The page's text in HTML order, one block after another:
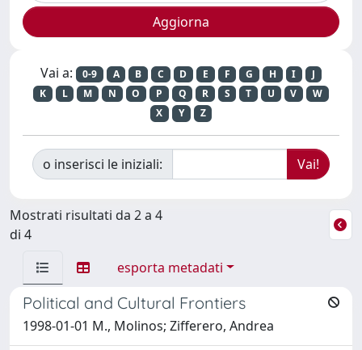
Vai a: 0-9 A B C D E F G H I
J
K
L M N O P Q R S T U V
W
X
Y Z
o inserisci le iniziali:
Mostrati risultati da 2 a 4
di 4
esporta metadati
Political and Cultural Frontiers
1998-01-01 M., Molinos; Zifferero, Andrea